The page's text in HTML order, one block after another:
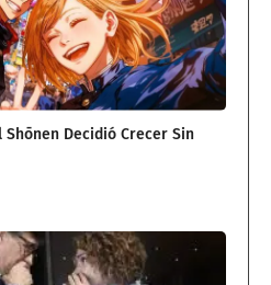
Shōnen Decidió Crecer Sin